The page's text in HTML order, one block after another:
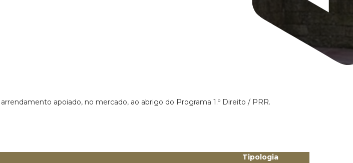
apoiado, no mercado, ao abrigo do Programa 1.º Direito / PRR.
Tipologia